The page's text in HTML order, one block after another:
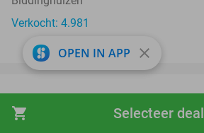
shopping_cart Selecteer deal
Verkocht: 4.981
minigolf
OPEN IN APP close